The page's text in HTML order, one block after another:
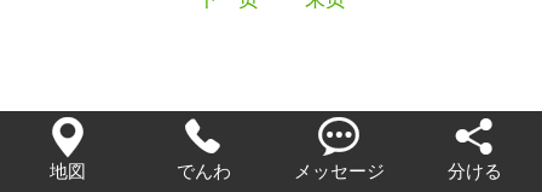

地図

でんわ

メッセージ

分ける